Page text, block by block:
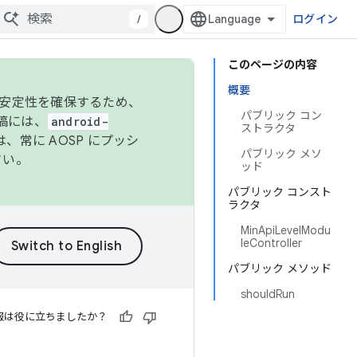
/ ログイン
このページの内容
概要
パブリック コン
ストラクタ
パブリック メソ
ッド
パブリック コンスト
ラクタ
MinApiLevelModu
leController
パブリック メソッド
shouldRun
性を確保するため、
は、
android-
常に AOSP にプッシ
。
は役に立ちましたか？